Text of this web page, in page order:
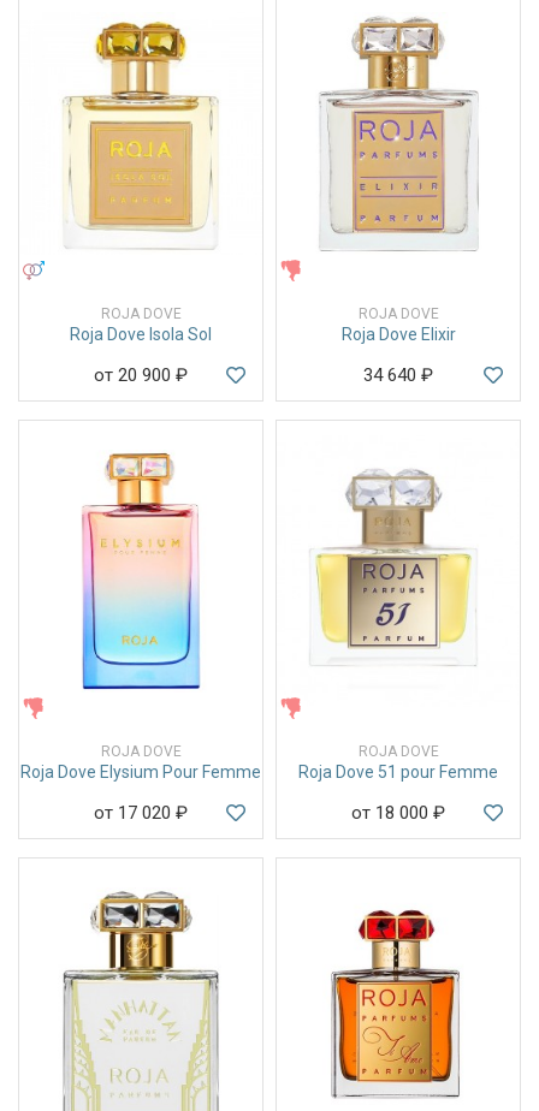
ROJA DOVE
Roja Dove Isola Sol
от 20 900 ₽
ROJA DOVE
Roja Dove Elixir
34 640 ₽
ROJA DOVE
Roja Dove Elysium Pour Femme
от 17 020 ₽
ROJA DOVE
Roja Dove 51 pour Femme
от 18 000 ₽